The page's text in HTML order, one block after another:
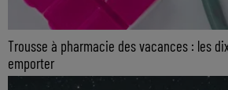
Trousse à pharmacie des vacances : les
emporter